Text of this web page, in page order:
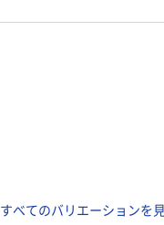
すべてのバリエーションを